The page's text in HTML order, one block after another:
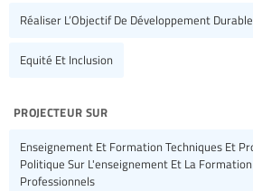
Réaliser L’Objectif De Développement
Equité Et Inclusion
projecteur sur
Enseignement Et Formation Techniques Et
Politique Sur L'enseignement Et La
Professionnels